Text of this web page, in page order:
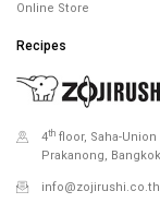
Online Store
Recipes
4th floor, Saha-
Prakanong,
info@zojirushi.co.th